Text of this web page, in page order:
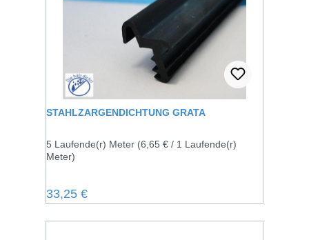
STAHLZARGENDICHTUNG GRATA
5 Laufende(r) Meter (6,65 € / 1 Laufende(r)
Meter)
Regulärer Preis:
33,25 €